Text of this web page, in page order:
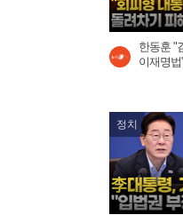
한동훈 "
이재명
정치